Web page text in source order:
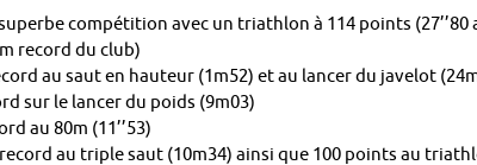
compétition avec un triathlon à 114 points (27’’80
record du club)
au saut en hauteur (1m52) et au lancer du javelot
sur le lancer du poids (9m03)
au 80m (11’’53)
au triple saut (10m34) ainsi que 100 points au